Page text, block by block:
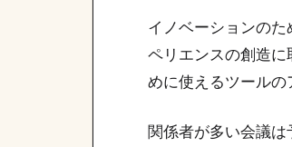
イノベーションの
ペリエンスの創造
めに使えるツールの
関係者が多い会議